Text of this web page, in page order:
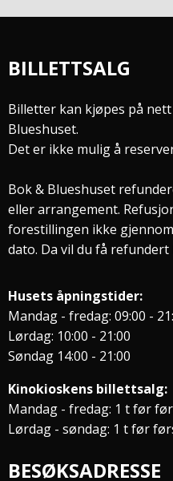
BILLETTSALG
Billetter kan kjøpes på
Blueshuset.
Det er ikke mulig å
Bok & Blueshuset
eller arrangement.
forestillingen ikke
dato. Da vil du få
Husets åpningstider:
Mandag - fredag: 09:00 -
Lørdag: 10:00 - 21:00
Søndag 14:00 - 21:00
Kinokioskens billettsalg:
Mandag - fredag: 1 t før
Lørdag - søndag: 1 t før
BESØKSADRESSE